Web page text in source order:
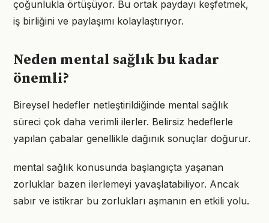
çoğunlukla örtüşüyor. Bu ortak paydayı keşfetmek,
iş birliğini ve paylaşımı kolaylaştırıyor.
Neden mental sağlık bu kadar
önemli?
Bireysel hedefler netleştirildiğinde mental sağlık
süreci çok daha verimli ilerler. Belirsiz hedeflerle
yapılan çabalar genellikle dağınık sonuçlar doğurur.
mental sağlık konusunda başlangıçta yaşanan
zorluklar bazen ilerlemeyi yavaşlatabiliyor. Ancak
sabır ve istikrar bu zorlukları aşmanın en etkili yolu.